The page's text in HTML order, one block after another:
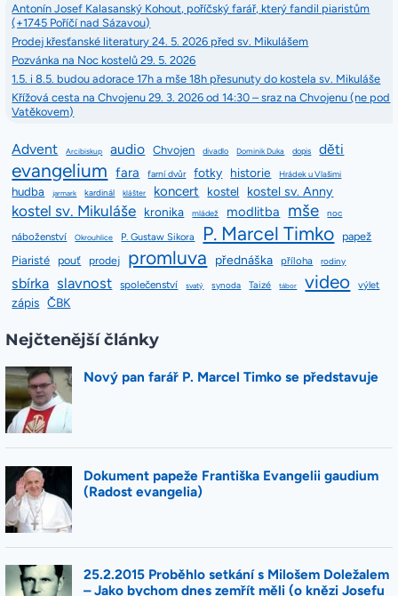
Antonín Josef Kalasanský Kohout, poříčský farář, který fandil piaristům
(+1745 Poříčí nad Sázavou)
Prodej křesťanské literatury 24. 5. 2026 před sv. Mikulášem
Pozvánka na Noc kostelů 29. 5. 2026
1.5. i 8.5. budou adorace 17h a mše 18h přesunuty do kostela sv. Mikuláše
Křížová cesta na Chvojenu 29. 3. 2026 od 14:30 – sraz na Chvojenu (ne pod
Vatěkovem)
Advent Arcibiskup audio Chvojen divadlo Dominik Duka dopis děti
evangelium fara farní dvůr fotky historie Hrádek u Vlašimi
hudba jarmark kardinál klášter koncert kostel kostel sv. Anny
kostel sv. Mikuláše kronika mládež modlitba mše noc
náboženství Okrouhlice P. Gustaw Sikora P. Marcel Timko
papež
Piaristé
pouť prodej promluva přednáška příloha rodiny
sbírka slavnost společenství svatý synoda Taizé tábor video výlet
zápis ČBK
Nejčtenější články